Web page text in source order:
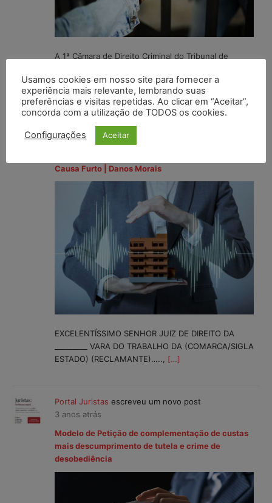
A 1ª Câmara de Direito Criminal do Tribunal de
realizado na Co[…]
Portal Juristasescreveu um novo post
3 anos atrás
Causa Furto | Danos Morais
EXCELENTÍSSIMO SENHOR JUIZ DE DIREITO DA
_________ VARA DO TRABALHO DA (COMARCA/SIGLA
ESTADO) (RECLAMANTE)….., […]
Portal Juristas escreveu um novo post
3 anos atrás
Modelo de Petição de complementação de custas
mais descumprimento de tutela e crime de
desobediência
Usamos cookies em nosso site para fornecer a
experiência mais relevante, lembrando suas
preferências e visitas repetidas. Ao clicar em “Aceitar”,
concorda com a utilização de TODOS os cookies.
Configurações Aceitar